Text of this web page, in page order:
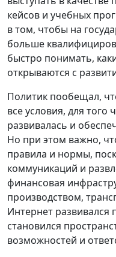
кейсов и учебных
в том, чтобы на
больше
быстро понимать,
открываются с
Политик пообещал,
все условия, для того
развивалась и
Но при этом важно,
правила и нормы,
коммуникаций и
финансовая
производством,
Интернет развивался
становился
возможностей и